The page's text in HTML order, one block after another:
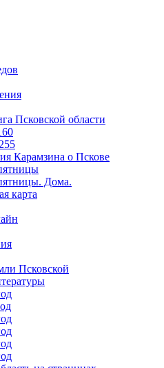
Псковской области
Карамзина о Пскове
Дома.
карта
Псковской